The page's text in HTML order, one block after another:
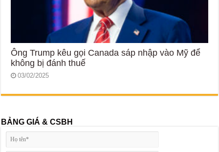
Ông Trump kêu gọi Canada sáp nhập vào Mỹ để
không bị đánh thuế
03/02/2025
BẢNG GIÁ & CSBH